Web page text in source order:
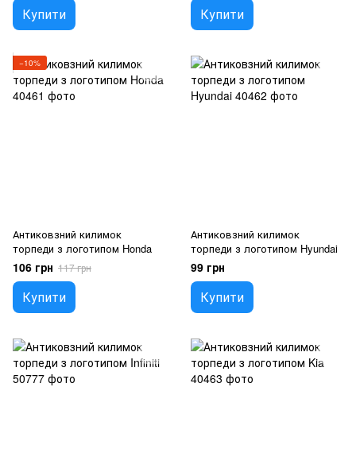
Купити Купити
−10%
Антиковзний килимок
торпеди з логотипом Honda
106 грн 117 грн
Купити
Антиковзний килимок
торпеди з логотипом Hyundai
99 грн
Купити